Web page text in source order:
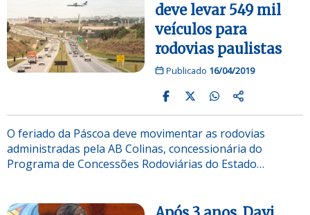
deve levar 549 mil
veículos para
rodovias paulistas
Publicado 16/04/2019
O feriado da Páscoa deve movimentar as rodovias
administradas pela AB Colinas, concessionária do
Programa de Concessões Rodoviárias do Estado…